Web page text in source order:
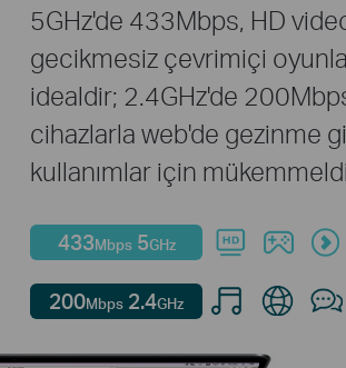
5GHz'de 433Mbps, HD
gecikmesiz çevrimiçi
idealdir; 2.4GHz'de
cihazlarla web'de gezinme
kullanımlar için
433Mbps5GHz
200Mbps 2.4GHz